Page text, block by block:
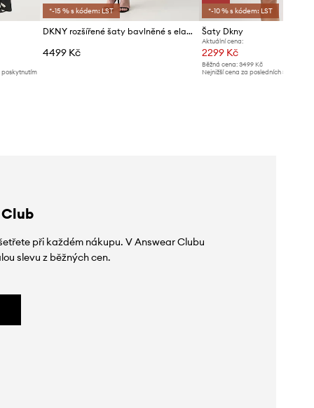
poskytnutím
*-15 % s kódem: LST
DKNY rozšířené šaty bavlněné s elastanem
4499 Kč
*-10 % s kódem: LST
Šaty Dkny
Aktuální cena:
2299 Kč
Běžná cena: 3499 Kč
Nejnižší cena za posledních 30 dnů
při každém nákupu. V Answear Clubu
slevu z běžných cen.